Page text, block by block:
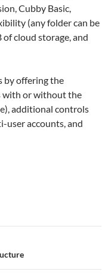
Cubby Basic,
(any folder can be
of cloud storage, and
by offering the
with or without the
additional controls
user accounts, and